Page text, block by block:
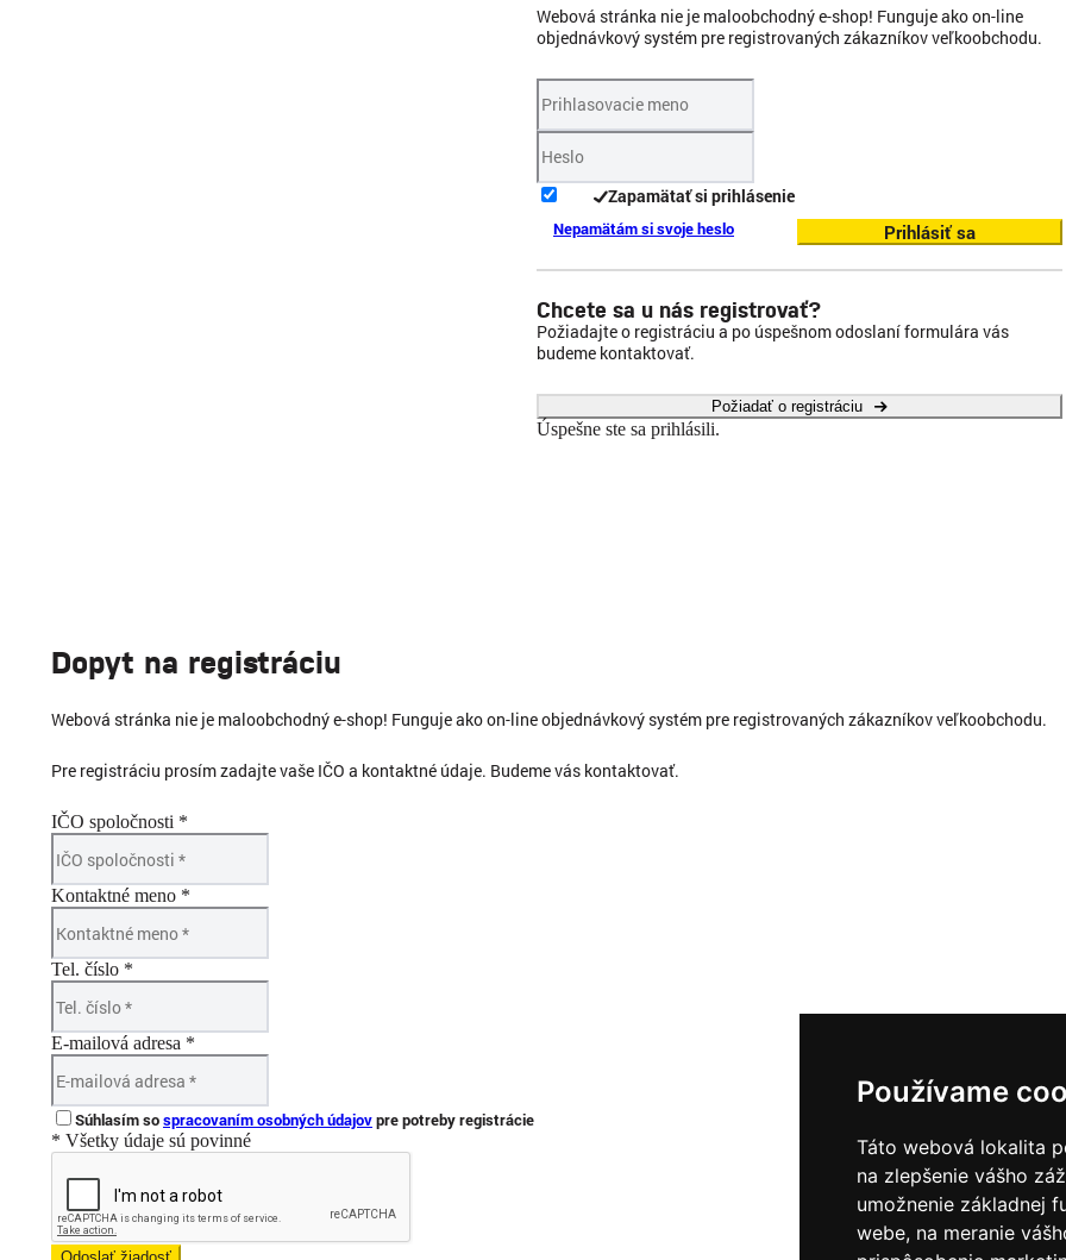
Používame
Táto webová lokalita
na zlepšenie vášho
umožnenie základnej
webe, na meranie
Webová stránka nie je maloobchodný e-shop! Funguje ako on-line
objednávkový systém pre registrovaných zákazníkov veľkoobchodu.
Zapamätať si prihlásenie
Nepamätám si svoje heslo Prihlásiť sa
Chcete sa u nás registrovať?
Požiadajte o registráciu a po úspešnom odoslaní formulára vás
budeme kontaktovať.
Požiadať o registráciu
Úspešne ste sa prihlásili.
Dopyt na registráciu
Webová stránka nie je maloobchodný e-shop! Funguje ako on-line objednávkový systém pre registrovaných zákazníkov veľkoobchodu.
Pre registráciu prosím zadajte vaše IČO a kontaktné údaje. Budeme vás kontaktovať.
IČO spoločnosti *
Kontaktné meno *
Tel. číslo *
E-mailová adresa *
Súhlasím sospracovaním osobných údajovpre potreby registrácie
* Všetky údaje sú povinné